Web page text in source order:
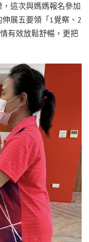
這次與媽媽報名參加
展五要領「1覺察、2
有效放鬆舒暢，更把